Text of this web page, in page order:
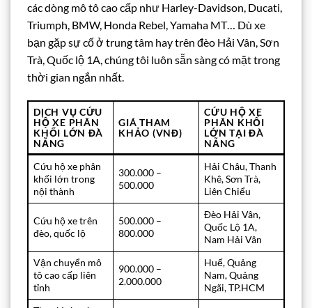
các dòng mô tô cao cấp như Harley-Davidson, Ducati,
Triumph, BMW, Honda Rebel, Yamaha MT… Dù xe
bạn gặp sự cố ở trung tâm hay trên đèo Hải Vân, Sơn
Trà, Quốc lộ 1A, chúng tôi luôn sẵn sàng có mặt trong
thời gian ngắn nhất.
DỊCH VỤ CỨU
HỘ XE PHÂN
KHỐI LỚN ĐÀ
NẴNG
GIÁ THAM
KHẢO (VNĐ)
CỨU HỘ XE
PHÂN KHỐI
LỚN TẠI ĐÀ
NẴNG
Cứu hộ xe phân
khối lớn trong
nội thành
300.000 –
500.000
Hải Châu, Thanh
Khê, Sơn Trà,
Liên Chiểu
Cứu hộ xe trên
đèo, quốc lộ
500.000 –
800.000
Đèo Hải Vân,
Quốc Lộ 1A,
Nam Hải Vân
Vận chuyển mô
tô cao cấp liên
tỉnh
900.000 –
2.000.000
Huế, Quảng
Nam, Quảng
Ngãi, TP.HCM